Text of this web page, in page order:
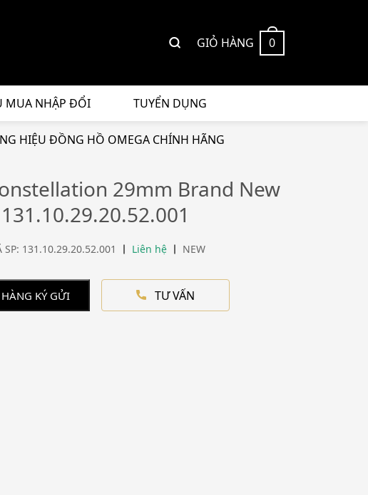
GIỎ HÀNG 0
MUA NHẬP ĐỔI TUYỂN DỤNG
HIỆU ĐỒNG HỒ OMEGA CHÍNH HÃNG
29mm Brand New
131.10.29.20.52.001
SP: 131.10.29.20.52.001 Liên hệ NEW
HÀNG KÝ GỬI TƯ VẤN